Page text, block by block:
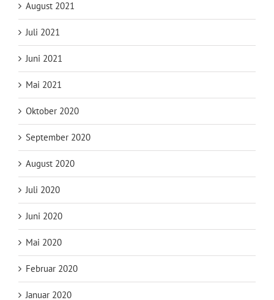
August 2021
Juli 2021
Juni 2021
Mai 2021
Oktober 2020
September 2020
August 2020
Juli 2020
Juni 2020
Mai 2020
Februar 2020
Januar 2020